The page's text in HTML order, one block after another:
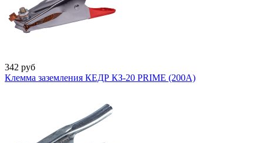
342 руб
Клемма заземления КЕДР КЗ-20 PRIME (200А)